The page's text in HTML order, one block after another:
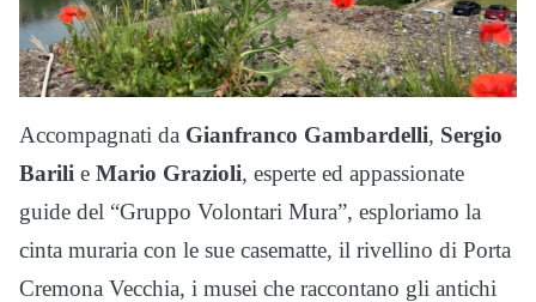
Accompagnati da Gianfranco Gambardelli, Sergio
Barili e Mario Grazioli, esperte ed appassionate
guide del “Gruppo Volontari Mura”, esploriamo la
cinta muraria con le sue casematte, il rivellino di Porta
Cremona Vecchia, i musei che raccontano gli antichi